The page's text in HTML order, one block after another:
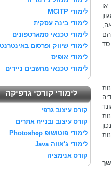
או
לימודי MCITP
לימודי בינה עסקית
לימודי טכנאי סמארטפונים
לימודי שיווק ופרסום באינטרנט
לימודי אופיס
לימודי טכנאי מחשבים ניידים
לימודי קורסי גרפיקה
קורס עיצוב גרפי
קורס עיצוב ובניית אתרים
לימודי פוטושופ Photoshop
לימודי ג'אווה Java
קורס אנימציה